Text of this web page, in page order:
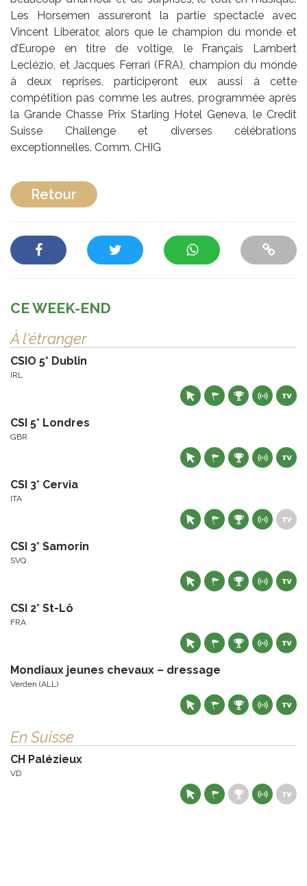
Les Horsemen assureront la partie spectacle avec
Vincent Liberator, alors que le champion du monde et
d’Europe en titre de voltige, le Français Lambert
Leclézio, et Jacques Ferrari (FRA), champion du monde
à deux reprises, participeront eux aussi à cette
compétition pas comme les autres, programmée après
la Grande Chasse Prix Starling Hotel Geneva, le Credit
Suisse Challenge et diverses célébrations
exceptionnelles. Comm. CHIG
Retour
CE WEEK-END
À l'étranger
CSIO 5* Dublin
IRL
CSI 5* Londres
GBR
CSI 3* Cervia
ITA
CSI 3* Samorin
SVQ
CSI 2* St-Lô
FRA
Mondiaux jeunes chevaux – dressage
Verden (ALL)
En Suisse
CH Palézieux
VD